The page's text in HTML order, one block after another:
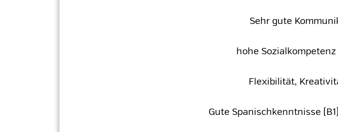
Sehr gute
hohe
Flexibilität,
Gute Spanischkenntnisse